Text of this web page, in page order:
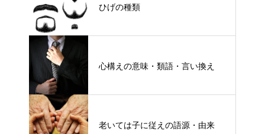
ひげの種類
心構えの意味・類語・言い換え
老いては子に従えの語源・由来